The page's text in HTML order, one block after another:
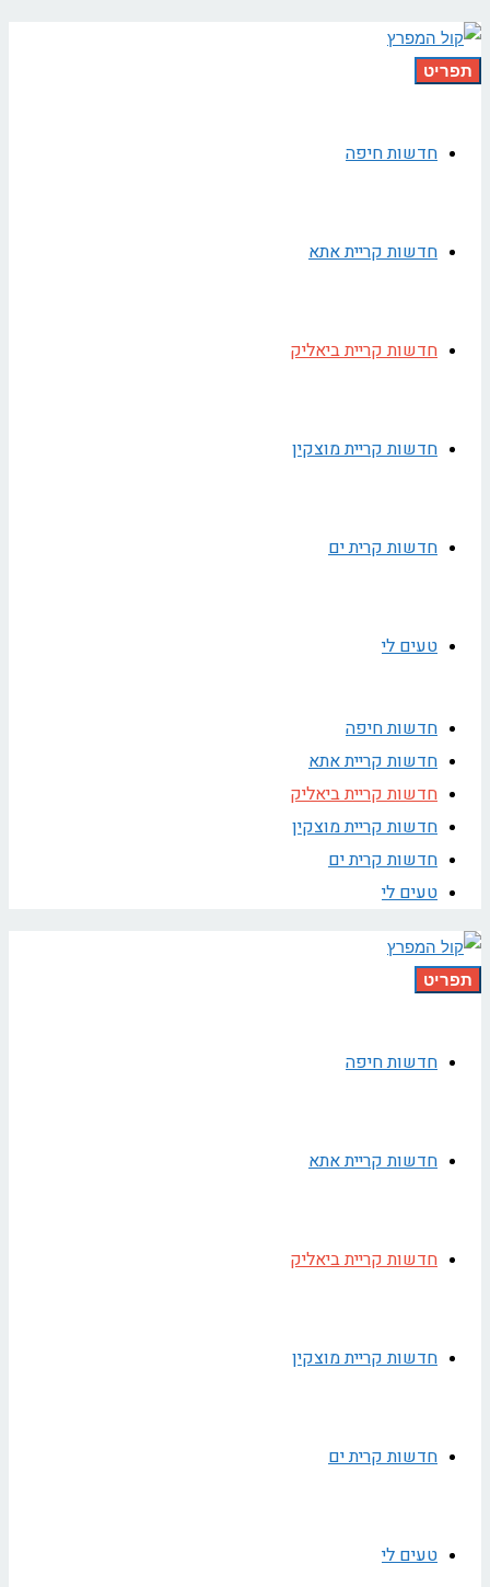
תפריט
חדשות חיפה
חדשות קריית אתא
חדשות קריית ביאליק
חדשות קריית מוצקין
חדשות קרית ים
טעים לי
חדשות חיפה
חדשות קריית אתא
חדשות קריית ביאליק
חדשות קריית מוצקין
חדשות קרית ים
טעים לי
תפריט
חדשות חיפה
חדשות קריית אתא
חדשות קריית ביאליק
חדשות קריית מוצקין
חדשות קרית ים
טעים לי